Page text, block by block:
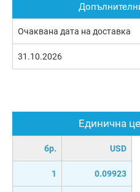
Единична
бр. USD
1 0.09923
Очаквана дата на доставка
31.10.2026